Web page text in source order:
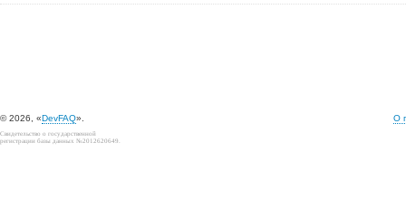
© 2026, «DevFAQ». О
Свидетельство о государственной
регистрации базы данных №2012620649.